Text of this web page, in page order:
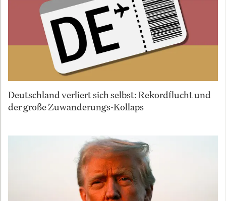
Deutschland verliert sich selbst: Rekordflucht und
der große Zuwanderungs-Kollaps